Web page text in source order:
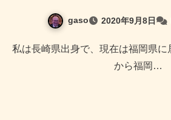
gaso 2020年9月8日
私は長崎県出身で、現在は福岡県に居住していますが、昔
から福岡…